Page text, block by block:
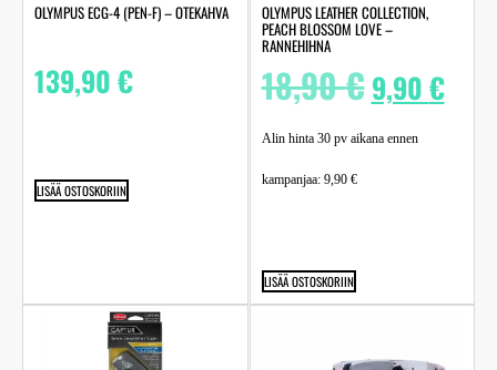
OLYMPUS ECG-4 (PEN-F) – OTEKAHVA
139,90€
LISÄÄ OSTOSKORIIN
OLYMPUS LEATHER COLLECTION,
PEACH BLOSSOM LOVE –
RANNEHIHNA
18,90€ 9,90€
Alin hinta 30 pv aikana ennen
kampanjaa: 9,90 €
LISÄÄ OSTOSKORIIN